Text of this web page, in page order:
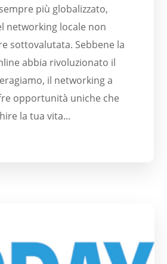
più globalizzato,
networking locale non
sottovalutata. Sebbene la
abbia rivoluzionato il
il networking a
opportunità uniche che
la tua vita...